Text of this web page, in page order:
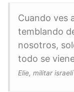
Cuando ves
temblando
nosotros,
todo se
Elie, militar israelí